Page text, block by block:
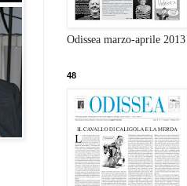
Odissea marzo-aprile 2013
48